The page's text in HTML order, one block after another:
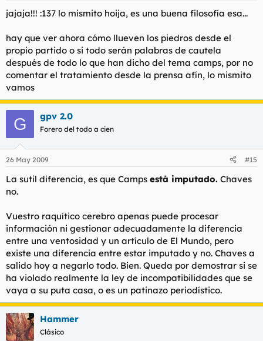
jajaja!!! :137 lo mismito hoija, es una buena filosofía esa...
hay que ver ahora cómo llueven los piedros desde el
propio partido o si todo serán palabras de cautela
después de todo lo que han dicho del tema camps, por no
comentar el tratamiento desde la prensa afín, lo mismito
vamos
G gpv 2.0
Forero del todo a cien
26 May 2009 #15
La sutil diferencia, es que Camps está imputado. Chaves
no.
Vuestro raquítico cerebro apenas puede procesar
información ni gestionar adecuadamente la diferencia
entre una ventosidad y un artículo de El Mundo, pero
existe una diferencia entre estar imputado y no. Chaves a
salido hoy a negarlo todo. Bien. Queda por demostrar si se
ha violado realmente la ley de incompatibilidades que se
vaya a su puta casa, o es un patinazo periodístico.
Hammer
Clásico